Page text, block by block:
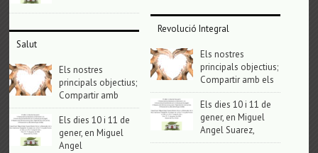
Salut
Els nostres
principals objectius;
Compartir amb
Els dies 10 i 11 de
gener, en Miguel
Angel
Revolució Integral
Els nostres
principals objectius;
Compartir amb els
Els dies 10 i 11 de
gener, en Miguel
Angel Suarez,